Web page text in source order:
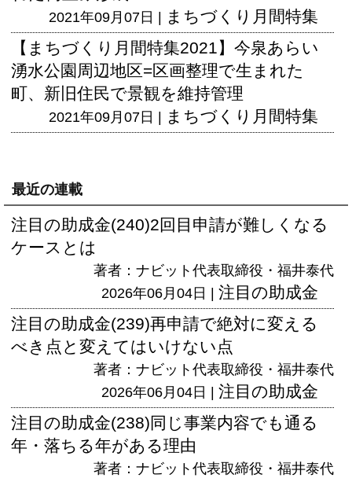
2021年09月07日 |
まちづくり月間特集
【まちづくり月間特集2021】今泉あらい
湧水公園周辺地区=区画整理で生まれた
町、新旧住民で景観を維持管理
2021年09月07日 | まちづくり月間特集
最近の連載
注目の助成金(240)2回目申請が難しくなる
ケースとは
著者：ナビット代表取締役・福井泰代
2026年06月04日 | 注目の助成金
注目の助成金(239)再申請で絶対に変える
べき点と変えてはいけない点
著者：ナビット代表取締役・福井泰代
2026年06月04日 | 注目の助成金
注目の助成金(238)同じ事業内容でも通る
年・落ちる年がある理由
著者：ナビット代表取締役・福井泰代